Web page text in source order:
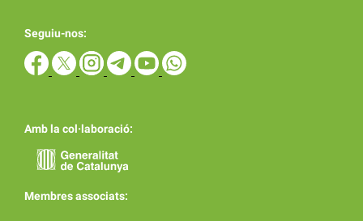
Seguiu-nos:
Amb la col·laboració:
Membres associats: